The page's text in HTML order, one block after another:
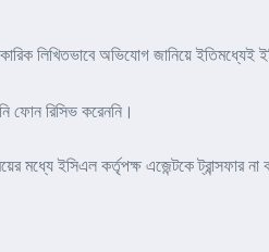
লিখিতভাবে অভিযোগ জানিয়ে
ফোন রিসিভ করেননি।
মধ্যে ইসিএল কর্তৃপক্ষ এজেন্টকে